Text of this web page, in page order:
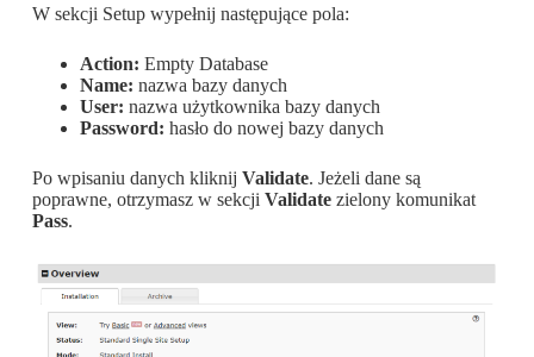
W sekcji Setup wypełnij następujące pola:
Action: Empty Database
Name: nazwa bazy danych
User: nazwa użytkownika bazy danych
Password: hasło do nowej bazy danych
Po wpisaniu danych kliknij Validate. Jeżeli dane są
poprawne, otrzymasz w sekcji Validatezielony komunikat
Pass.